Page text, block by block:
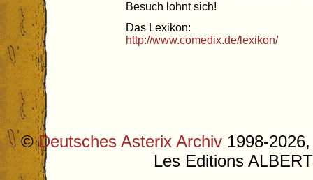
Besuch lohnt sich!
Das Lexikon:
http://www.comedix.de/lexikon/
©Deutsches Asterix Archiv 1998-
Les Editions